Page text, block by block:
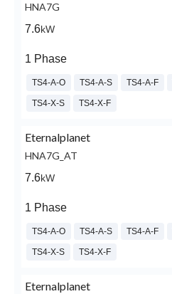
HNA7G
7.6kW
1 Phase
TS4-A-O TS4-A-S TS4-A-F
TS4-X-S TS4-X-F
Eternalplanet
HNA7G_AT
7.6kW
1 Phase
TS4-A-O TS4-A-S TS4-A-F
TS4-X-S TS4-X-F
Eternalplanet